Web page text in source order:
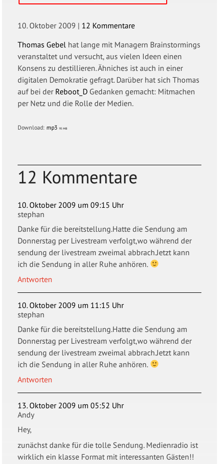
10. Oktober 2009 | 12 Kommentare
Thomas Gebel hat lange mit Managern Brainstormings
veranstaltet und versucht, aus vielen Ideen einen
Konsens zu destillieren. Ähniches ist auch in einer
digitalen Demokratie gefragt. Darüber hat sich Thomas
auf bei der Reboot_D Gedanken gemacht: Mitmachen
per Netz und die Rolle der Medien.
Download: mp3 95 MB
12 Kommentare
10. Oktober 2009 um 09:15 Uhr
stephan
Danke für die bereitstellung.Hatte die Sendung am
Donnerstag per Livestream verfolgt,wo während der
sendung der livestream zweimal abbrach.Jetzt kann
ich die Sendung in aller Ruhe anhören.
Antworten
10. Oktober 2009 um 11:15 Uhr
stephan
Danke für die bereitstellung.Hatte die Sendung am
Donnerstag per Livestream verfolgt,wo während der
sendung der livestream zweimal abbrach.Jetzt kann
ich die Sendung in aller Ruhe anhören.
Antworten
13. Oktober 2009 um 05:52 Uhr
Andy
Hey,
zunächst danke für die tolle Sendung. Medienradio ist
wirklich ein klasse Format mit interessanten Gästen!!